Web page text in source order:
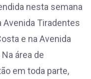
nesta semana
Tiradentes
e na Avenida
área de
em toda parte,